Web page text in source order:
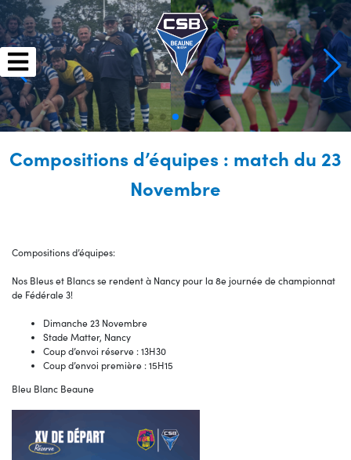
Skip
to
content
Compositions d’équipes : match du 23
Novembre
Compositions d’équipes:
Nos Bleus et Blancs se rendent à Nancy pour la 8e journée de championnat
de Fédérale 3!
Dimanche 23 Novembre
Stade Matter, Nancy
Coup d’envoi réserve : 13H30
Coup d’envoi première : 15H15
Bleu Blanc Beaune